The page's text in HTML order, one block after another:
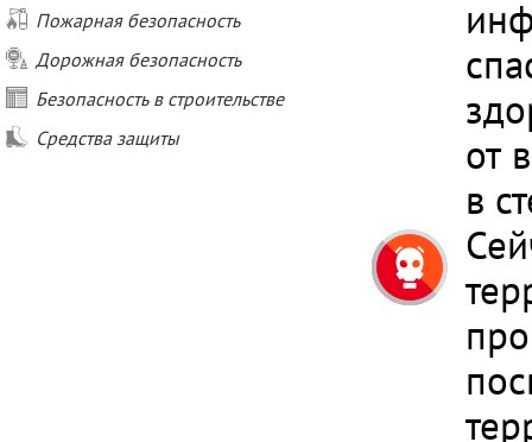
Пожарная безопасность
Дорожная безопасность
Безопасность в строительстве
Средства защиты
от
в